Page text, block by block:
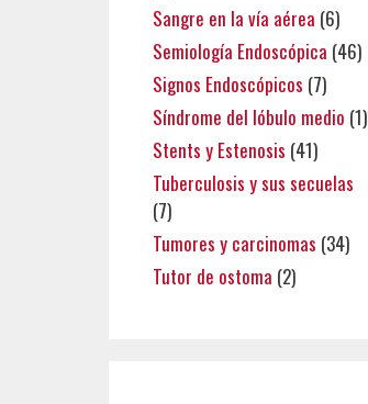
Sangre en la vía aérea (6)
Semiología Endoscópica (46)
Signos Endoscópicos (7)
Síndrome del lóbulo medio (1)
Stents y Estenosis (41)
Tuberculosis y sus secuelas
(7)
Tumores y carcinomas (34)
Tutor de ostoma (2)